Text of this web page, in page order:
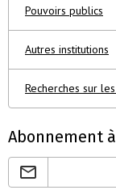
Pouvoirs publics
Autres institutions
Recherches sur
Abonnement